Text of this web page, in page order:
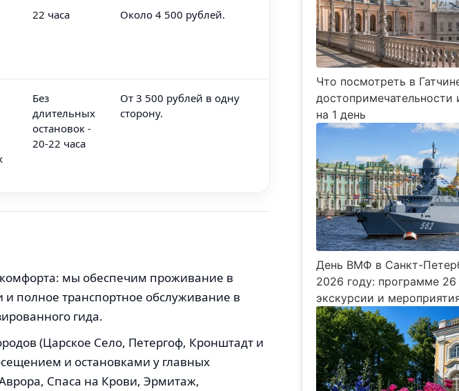
22 часа Около 4 500 рублей.
Без
длительных
остановок -
20-22 часа
От 3 500 рублей в одну
сторону.
мы обеспечим проживание в
и полное транспортное обслуживание в
гида.
(Царское Село, Петергоф, Кронштадт и
и остановками у главных
Спаса на Крови, Эрмитаж,
Что посмотреть в
на 1 день
День ВМФ в Санкт-
2026 году: программе
экскурсии и